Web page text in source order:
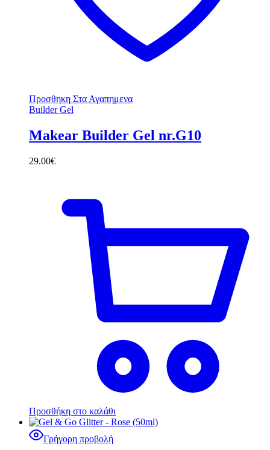
Προσθηκη Στα Αγαπημενα
Builder Gel
Makear Builder Gel nr.G10
29.00€
Προσθήκη στο καλάθι
Γρήγορη προβολή